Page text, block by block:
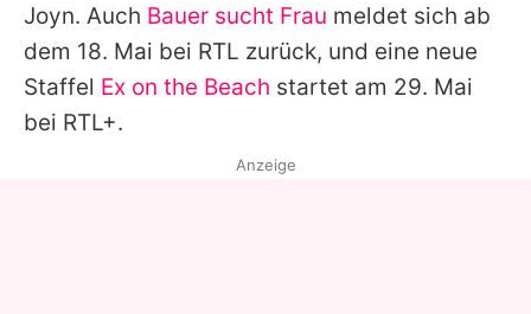
Joyn. Auch Bauer sucht Frau meldet sich ab
dem 18. Mai bei RTL zurück, und eine neue
Staffel Ex on the Beach startet am 29. Mai
bei RTL+.
Anzeige